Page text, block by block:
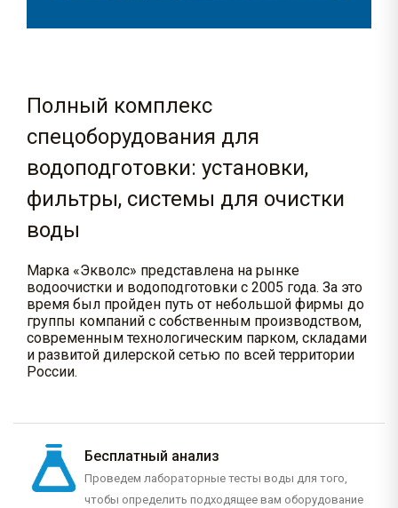
Полный комплекс
спецоборудования для
водоподготовки: установки,
фильтры, системы для очистки
воды
Марка «Экволс» представлена на рынке
водоочистки и водоподготовки с 2005 года. За это
время был пройден путь от небольшой фирмы до
группы компаний с собственным производством,
современным технологическим парком, складами
и развитой дилерской сетью по всей территории
России.
Бесплатный анализ
Проведем лабораторные тесты воды для того,
чтобы определить подходящее вам оборудование